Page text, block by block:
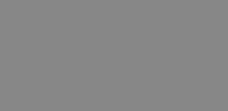
accesso per un
Analytics per
del
da Google.
utenti
in modo casuale